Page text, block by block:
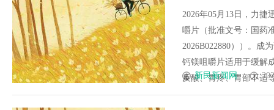
和疗效一致性评
2026年05月13日，力
嚼片（批准文号：国药
2026B022880））。成
钙镁咀嚼片适用于缓解
反酸、胃疼、胃部不适
新民新闻网